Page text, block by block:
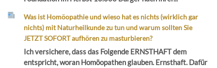
Was ist Homöopathie und wieso hat es nichts (wirklich gar
nichts) mit Naturheilkunde zu tun und warum sollten Sie
JETZT SOFORT aufhören zu masturbieren?
Ich versichere, dass das Folgende ERNSTHAFT dem
entspricht, woran Homöopathen glauben. Ernsthaft. Dafür